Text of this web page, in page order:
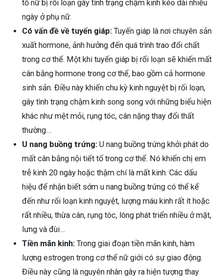
tố nữ bị rối loạn gây tình trạng chậm kinh kéo dài nhiều
ngày ở phụ nữ.
Có vấn đề về tuyến giáp: Tuyến giáp là nơi chuyên sản
xuất hormone, ảnh hưởng đến quá trình trao đổi chất
trong cơ thể. Một khi tuyến giáp bị rối loạn sẽ khiến mất
cân bằng hormone trong cơ thể, bao gồm cả hormone
sinh sản. Điều này khiến chu kỳ kinh nguyệt bị rối loạn,
gây tình trạng chậm kinh song song với những biểu hiện
khác như mệt mỏi, rụng tóc, cân nặng thay đổi thất
thường…
U nang buồng trứng: U nang buồng trứng khởi phát do
mất cân bằng nội tiết tố trong cơ thể. Nó khiến chị em
trễ kinh 20 ngày hoặc thậm chí là mất kinh. Các dấu
hiệu để nhận biết sớm u nang buồng trứng có thể kể
đến như rối loạn kinh nguyệt, lượng máu kinh rất ít hoặc
rất nhiều, thừa cân, rụng tóc, lông phát triển nhiều ở mặt,
lưng và đùi…
Tiền mãn kinh: Trong giai đoạn tiền mãn kinh, hàm
lượng estrogen trong cơ thể nữ giới có sự giao động.
Điều này cũng là nguyên nhân gây ra hiện tượng thay